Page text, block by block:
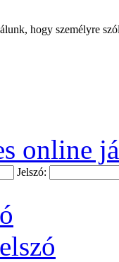
hogy személyre
online
Jelszó: